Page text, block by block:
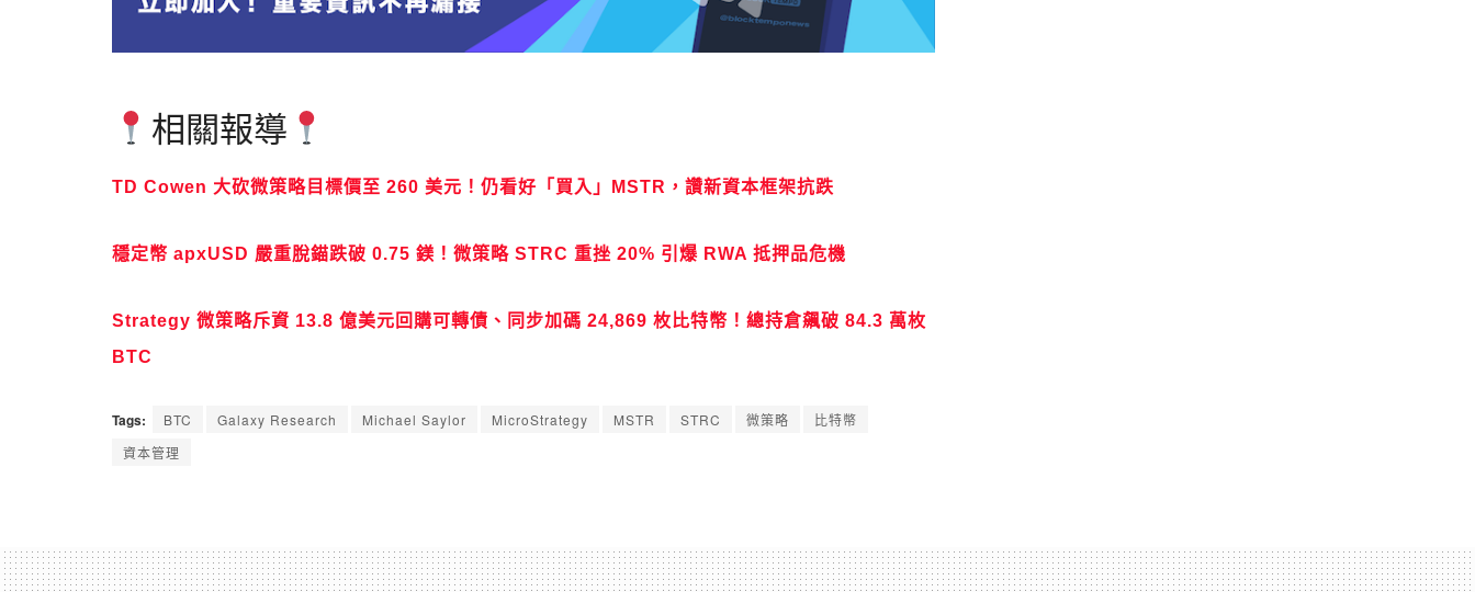
相關報導
TD Cowen 大砍微策略目標價至 260 美元！仍看好「買入」MSTR，讚新資本框架抗跌
穩定幣 apxUSD 嚴重脫錨跌破 0.75 鎂！微策略 STRC 重挫 20% 引爆 RWA 抵押品危機
Strategy 微策略斥資 13.8 億美元回購可轉債、同步加碼 24,869 枚比特幣！總持倉飆破 84.3 萬枚
BTC
Tags: BTC Galaxy Research Michael Saylor MicroStrategy MSTR STRC 微策略
比特幣
資本管理